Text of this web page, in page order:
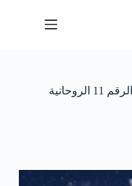
أسرار مولود 11 فبراير: برج الدلو وطاقة الرقم 11 الروحانية